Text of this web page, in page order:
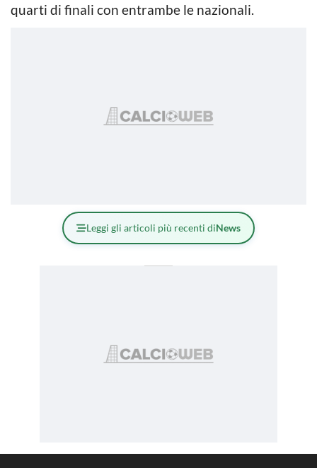
quarti di finali con entrambe le nazionali.
Leggi gli articoli più recenti diNews